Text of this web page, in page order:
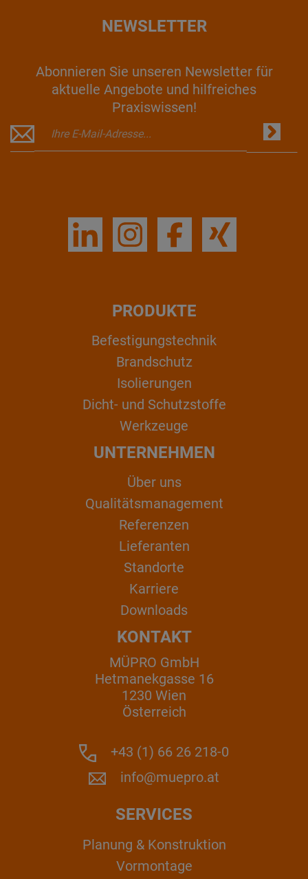
NEWSLETTER
Abonnieren Sie unseren Newsletter für
aktuelle Angebote und hilfreiches
Praxiswissen!
PRODUKTE
Befestigungstechnik
Brandschutz
Isolierungen
Dicht- und Schutzstoffe
Werkzeuge
UNTERNEHMEN
Über uns
Qualitätsmanagement
Referenzen
Lieferanten
Standorte
Karriere
Downloads
KONTAKT
MÜPRO GmbH
Hetmanekgasse 16
1230 Wien
Österreich
+43 (1) 66 26 218-0
info@muepro.at
SERVICES
Planung & Konstruktion
Vormontage